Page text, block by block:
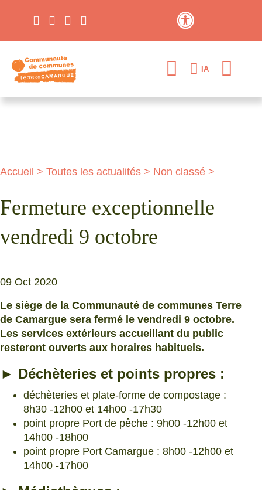
IA
Accueil > Toutes les actualités > Non classé >
Fermeture exceptionnelle
vendredi 9 octobre
09 Oct 2020
Le siège de la Communauté de communes Terre
de Camargue sera fermé le vendredi 9 octobre.
Les services extérieurs accueillant du public
resteront ouverts aux horaires habituels.
► Déchèteries et points propres :
déchèteries et plate-forme de compostage :
8h30 -12h00 et 14h00 -17h30
point propre Port de pêche : 9h00 -12h00 et
14h00 -18h00
point propre Port Camargue : 8h00 -12h00 et
14h00 -17h00